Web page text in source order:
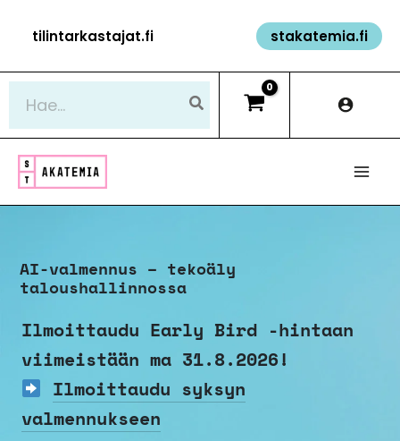
sisältöön
tilintarkastajat.fi stakatemia.fi
AI-valmennus – tekoäly
taloushallinnossa
Ilmoittaudu Early Bird -hintaan
viimeistään ma 31.8.2026!
Ilmoittaudu syksyn
valmennukseen